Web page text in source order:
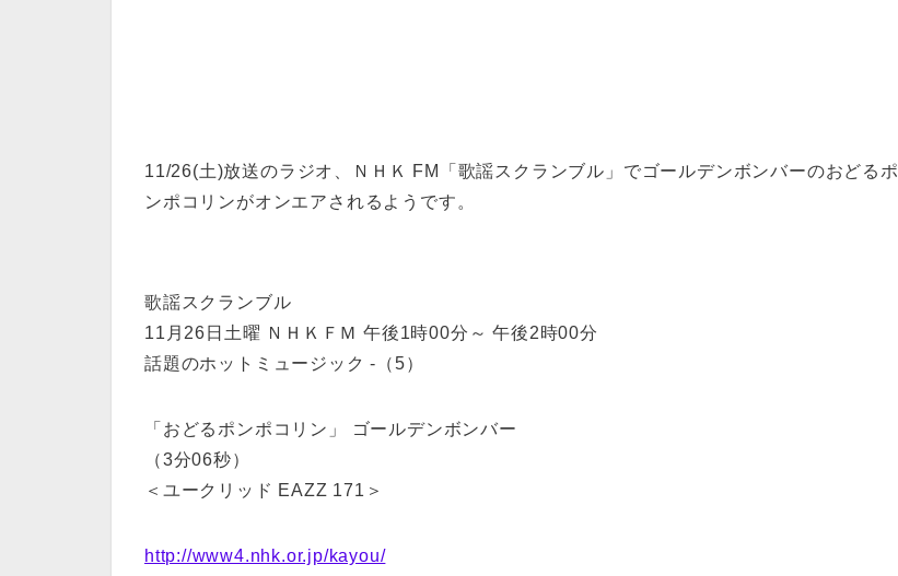
11/26(土)放送のラジオ、ＮＨＫ FM「歌謡スクランブル」でゴールデンボンバーのおどるポ
ンポコリンがオンエアされるようです。
歌謡スクランブル
11月26日土曜 ＮＨＫＦＭ 午後1時00分～ 午後2時00分
話題のホットミュージック -（5）
「おどるポンポコリン」 ゴールデンボンバー
（3分06秒）
＜ユークリッド EAZZ 171＞
http://www4.nhk.or.jp/kayou/